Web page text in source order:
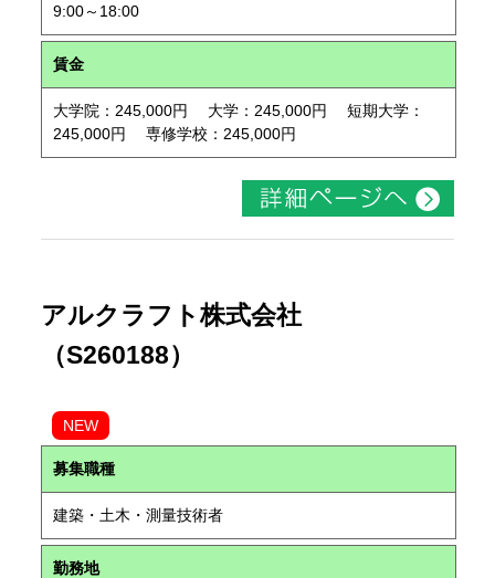
9:00～18:00
賃金
大学院：245,000円 大学：245,000円 短期大学：
245,000円 専修学校：245,000円
アルクラフト株式会社
（S260188）
NEW
募集職種
建築・土木・測量技術者
勤務地